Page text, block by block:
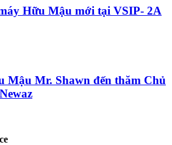
Hữu Mậu mới tại VSIP- 2A
Mậu Mr. Shawn đến thăm Chủ